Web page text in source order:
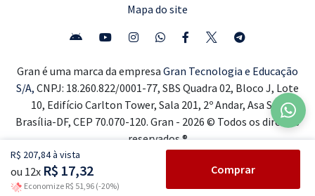
R$ 207,84 à vista
ou 12x R$ 17,32
Economize R$ 51,96 (-20%)
Comprar
Mapa do site
Gran é uma marca da empresa Gran Tecnologia e Educação
S/A, CNPJ: 18.260.822/0001-77, SBS Quadra 02, Bloco J, Lote
10, Edifício Carlton Tower, Sala 201, 2º Andar, Asa Sul,
Brasília-DF, CEP 70.070-120. Gran - 2026 © Todos os direitos
reservados ®